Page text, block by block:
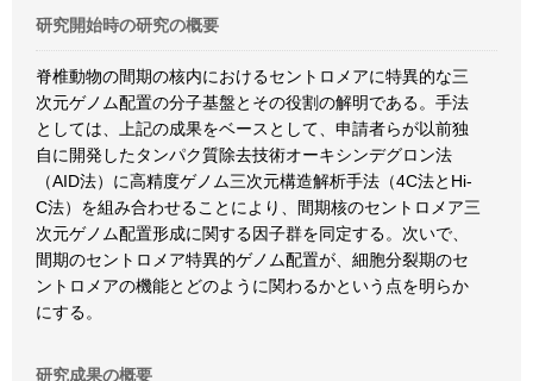
研究開始時の研究の概要
脊椎動物の間期の核内におけるセントロメアに特異的な三
次元ゲノム配置の分子基盤とその役割の解明である。手法
としては、上記の成果をベースとして、申請者らが以前独
自に開発したタンパク質除去技術オーキシンデグロン法
（AID法）に高精度ゲノム三次元構造解析手法（4C法とHi-
C法）を組み合わせることにより、間期核のセントロメア三
次元ゲノム配置形成に関する因子群を同定する。次いで、
間期のセントロメア特異的ゲノム配置が、細胞分裂期のセ
ントロメアの機能とどのように関わるかという点を明らか
にする。
研究成果の概要